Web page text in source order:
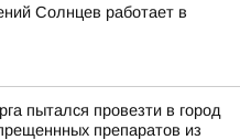
Солнцев работает в
пытался провезти в город
препаратов из